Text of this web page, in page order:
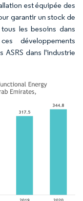
est équipée des
garantir un stock de
les besoins dans
développements
ASRS dans l'industrie